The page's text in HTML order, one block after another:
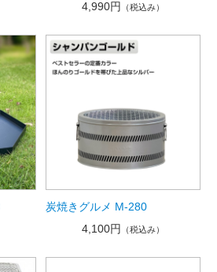
4,990円 （税込み）
炭焼きグルメ M-280
4,100円
（税込み）